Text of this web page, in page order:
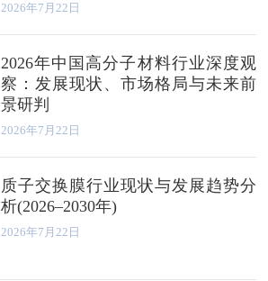
2026年7月22日
2026年中国高分子材料行业深度观
察：发展现状、市场格局与未来前
景研判
2026年7月22日
质子交换膜行业现状与发展趋势分
析(2026–2030年)‌
2026年7月22日